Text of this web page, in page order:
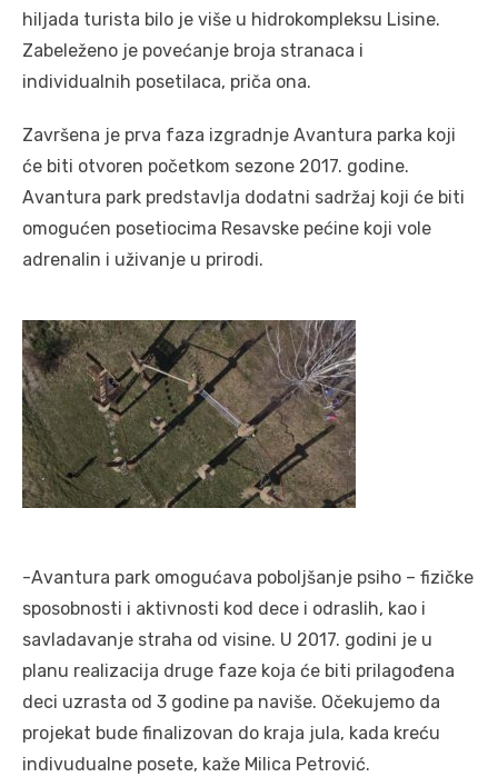
hiljada turista bilo je više u hidrokompleksu Lisine.
Zabeleženo je povećanje broja stranaca i
individualnih posetilaca, priča ona.
Završena je prva faza izgradnje Avantura parka koji
će biti otvoren početkom sezone 2017. godine.
Avantura park predstavlja dodatni sadržaj koji će biti
omogućen posetiocima Resavske pećine koji vole
adrenalin i uživanje u prirodi.
-Avantura park omogućava poboljšanje psiho – fizičke
sposobnosti i aktivnosti kod dece i odraslih, kao i
savladavanje straha od visine. U 2017. godini je u
planu realizacija druge faze koja će biti prilagođena
deci uzrasta od 3 godine pa naviše. Očekujemo da
projekat bude finalizovan do kraja jula, kada kreću
indivudualne posete, kaže Milica Petrović.